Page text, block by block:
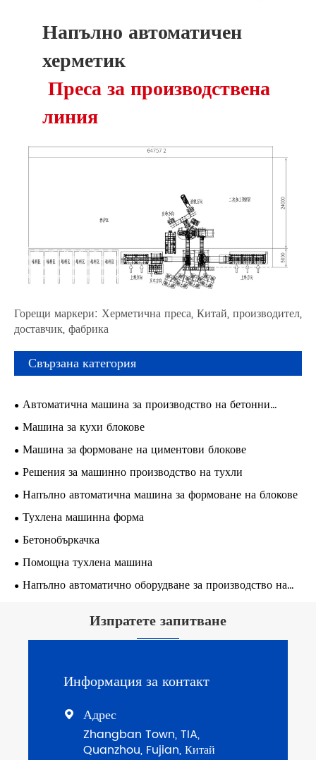
Напълно автоматичен
херметик
Преса за производствена
линия
Горещи маркери: Херметична преса, Китай, производител,
доставчик, фабрика
Свързана категория
Автоматична машина за производство на бетонни
блокове
Машина за кухи блокове
Машина за формоване на циментови блокове
Решения за машинно производство на тухли
Напълно автоматична машина за формоване на блокове
Тухлена машинна форма
Бетонобъркачка
Помощна тухлена машина
Напълно автоматично оборудване за производство на
Изпратете запитване
Информация за контакт
 Адрес
Zhangban Town, TIA,
Quanzhou, Fujian, Китай